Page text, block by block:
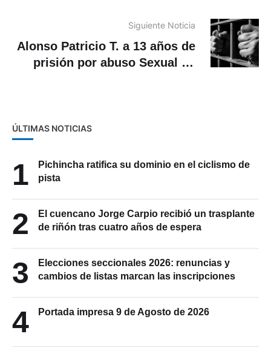
Siguiente Noticia
Alonso Patricio T. a 13 años de
prisión por abuso Sexual en
ÚLTIMAS NOTICIAS
1
Pichincha ratifica su dominio en el ciclismo de
pista
2
El cuencano Jorge Carpio recibió un trasplante
de riñón tras cuatro años de espera
3
Elecciones seccionales 2026: renuncias y
cambios de listas marcan las inscripciones
4 Portada impresa 9 de Agosto de 2026